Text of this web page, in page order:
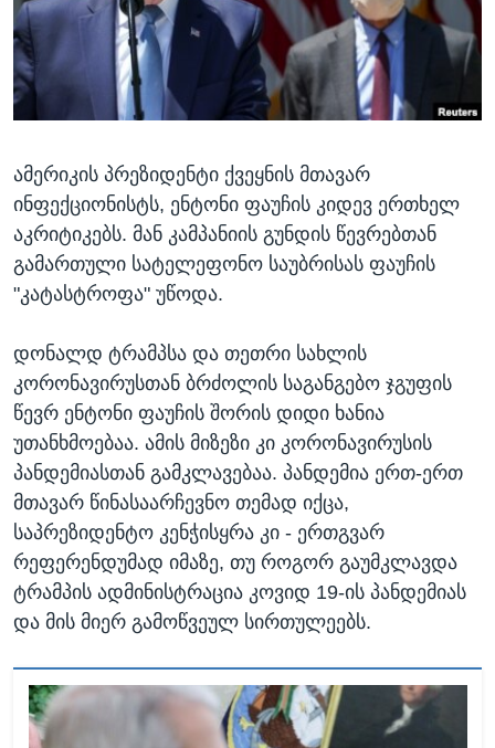
ᲡᲢᲣᲓᲘᲐ ᲕᲐᲨᲘᲜᲒᲢᲝᲜᲘ
ᲔᲙᲝᲜᲝᲛᲘᲙᲐ
ᲯᲐᲜᲛᲠᲗᲔᲚᲝᲑᲐ
ᲛᲔᲪᲜᲘᲔᲠᲔᲑᲐ
ᲙᲣᲚᲢᲣᲠᲐ
ᲒᲐᲚᲘᲚᲔᲝ
ᲓᲔᲖᲘᲜᲤᲝᲠᲛᲐᲪᲘᲐ
Learning English
ᲗᲕᲐᲚᲘ ᲒᲕᲐᲓᲔᲕᲜᲔᲗ
ენები
ამერიკის პრეზიდენტი ქვეყნის მთავარ
ინფექციონისტს, ენტონი ფაუჩის კიდევ ერთხელ
აკრიტიკებს. მან კამპანიის გუნდის წევრებთან
გამართული სატელეფონო საუბრისას ფაუჩის
"კატასტროფა" უწოდა.
დონალდ ტრამპსა და თეთრი სახლის
კორონავირუსთან ბრძოლის საგანგებო ჯგუფის
წევრ ენტონი ფაუჩის შორის დიდი ხანია
უთანხმოებაა. ამის მიზეზი კი კორონავირუსის
პანდემიასთან გამკლავებაა. პანდემია ერთ-ერთ
მთავარ წინასაარჩევნო თემად იქცა,
საპრეზიდენტო კენჭისყრა კი - ერთგვარ
რეფერენდუმად იმაზე, თუ როგორ გაუმკლავდა
ტრამპის ადმინისტრაცია კოვიდ 19-ის პანდემიას
და მის მიერ გამოწვეულ სირთულეებს.